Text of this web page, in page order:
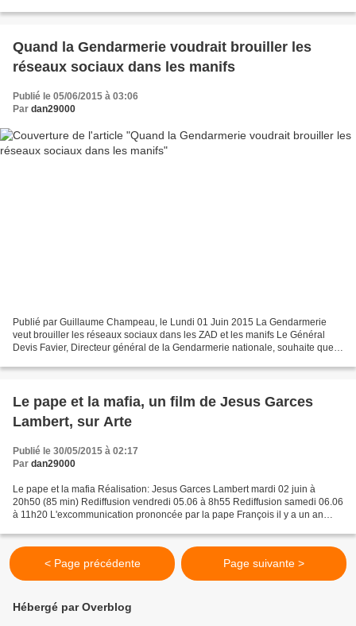
Quand la Gendarmerie voudrait brouiller les
réseaux sociaux dans les manifs
Publié le 05/06/2015 à 03:06
Par dan29000
Publié par Guillaume Champeau, le Lundi 01 Juin 2015 La Gendarmerie
veut brouiller les réseaux sociaux dans les ZAD et les manifs Le Général
Devis Favier, Directeur général de la Gendarmerie nationale, souhaite que
Le pape et la mafia, un film de Jesus Garces
Lambert, sur Arte
Publié le 30/05/2015 à 02:17
Par dan29000
Le pape et la mafia Réalisation: Jesus Garces Lambert mardi 02 juin à
20h50 (85 min) Rediffusion vendredi 05.06 à 8h55 Rediffusion samedi 06.06
à 11h20 L'excommunication prononcée par la pape François il y a un an
< Page précédente Page suivante >
Hébergé par Overblog